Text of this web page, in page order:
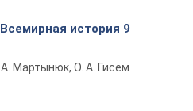
история 9
Мартынюк, О. А. Гисем